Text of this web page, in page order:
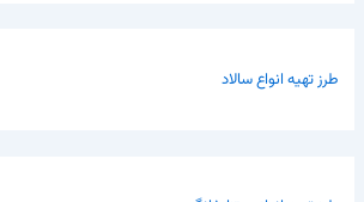
طرز تهیه انواع سالاد